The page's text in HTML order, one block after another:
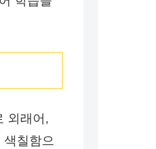
외래어,
색칠함으